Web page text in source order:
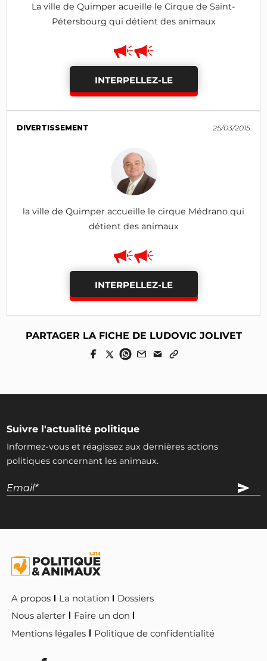
La ville de Quimper acueille le Cirque de Saint-
Pétersbourg qui détient des animaux
INTERPELLEZ-LE
DIVERTISSEMENT 25/03/2015
la ville de Quimper accueille le cirque Médrano qui
détient des animaux
INTERPELLEZ-LE
PARTAGER LA FICHE DE LUDOVIC JOLIVET
Suivre l'actualité politique
Informez-vous et réagissez aux dernières actions
politiques concernant les animaux.
A propos La notation
Dossiers
Nous alerter
Faire un don
Mentions légales
Politique de confidentialité